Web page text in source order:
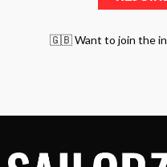
🇬🇧 Want to join the